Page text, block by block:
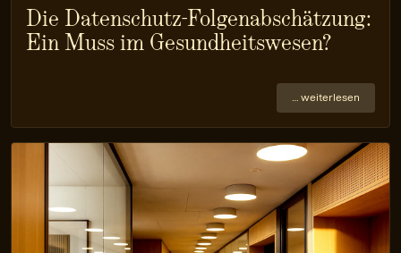
Die Datenschutz-Folgen­abschätzung:
Ein Muss im Gesundheits­wesen?
… weiterlesen